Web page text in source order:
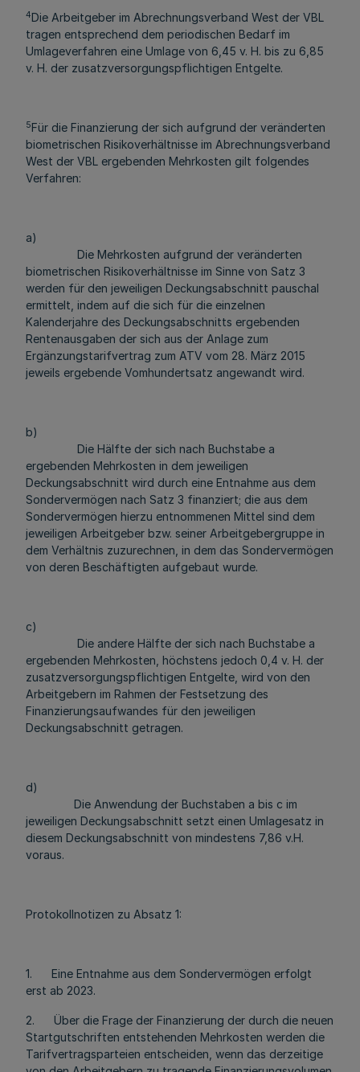
4Die Arbeitgeber im Abrechnungsverband West der VBL
tragen entsprechend dem periodischen Bedarf im
Umlageverfahren eine Umlage von 6,45 v. H. bis zu 6,85
v. H. der zusatzversorgungspflichtigen Entgelte.
5Für die Finanzierung der sich aufgrund der veränderten
biometrischen Risikoverhältnisse im Abrechnungsverband
West der VBL ergebenden Mehrkosten gilt folgendes
Verfahren:
a)
Die Mehrkosten aufgrund der veränderten
biometrischen Risikoverhältnisse im Sinne von Satz 3
werden für den jeweiligen Deckungsabschnitt pauschal
ermittelt, indem auf die sich für die einzelnen
Kalenderjahre des Deckungsabschnitts ergebenden
Rentenausgaben der sich aus der Anlage zum
Ergänzungstarifvertrag zum ATV vom 28. März 2015
jeweils ergebende Vomhundertsatz angewandt wird.
b)
Die Hälfte der sich nach Buchstabe a
ergebenden Mehrkosten in dem jeweiligen
Deckungsabschnitt wird durch eine Entnahme aus dem
Sondervermögen nach Satz 3 finanziert; die aus dem
Sondervermögen hierzu entnommenen Mittel sind dem
jeweiligen Arbeitgeber bzw. seiner Arbeitgebergruppe in
dem Verhältnis zuzurechnen, in dem das Sondervermögen
von deren Beschäftigten aufgebaut wurde.
c)
Die andere Hälfte der sich nach Buchstabe a
ergebenden Mehrkosten, höchstens jedoch 0,4 v. H. der
zusatzversorgungspflichtigen Entgelte, wird von den
Arbeitgebern im Rahmen der Festsetzung des
Finanzierungsaufwandes für den jeweiligen
Deckungsabschnitt getragen.
d)
Die Anwendung der Buchstaben a bis c im
jeweiligen Deckungsabschnitt setzt einen Umlagesatz in
diesem Deckungsabschnitt von mindestens 7,86 v.H.
voraus.
Protokollnotizen zu Absatz 1:
1. Eine Entnahme aus dem Sondervermögen erfolgt
erst ab 2023.
2. Über die Frage der Finanzierung der durch die neuen
Startgutschriften entstehenden Mehrkosten werden die
Tarifvertragsparteien entscheiden, wenn das derzeitige